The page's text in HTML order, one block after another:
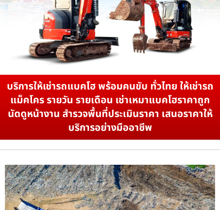
บริการให้เช่ารถแบคโฮ พร้อมคนขับ ทั่วไทย ให้เช่ารถ
แม็คโคร รายวัน รายเดือน เช่าเหมาแบคโฮราคาถูก
นัดดูหน้างาน สำรวจพื้นที่ประเมินราคา เสนอราคาให้
บริการอย่างมืออาชีพ